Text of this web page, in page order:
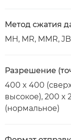
Метод сжатия
MH, MR, MMR,
Разрешение
400 x 400
высокое), 200 x
(нормальное)